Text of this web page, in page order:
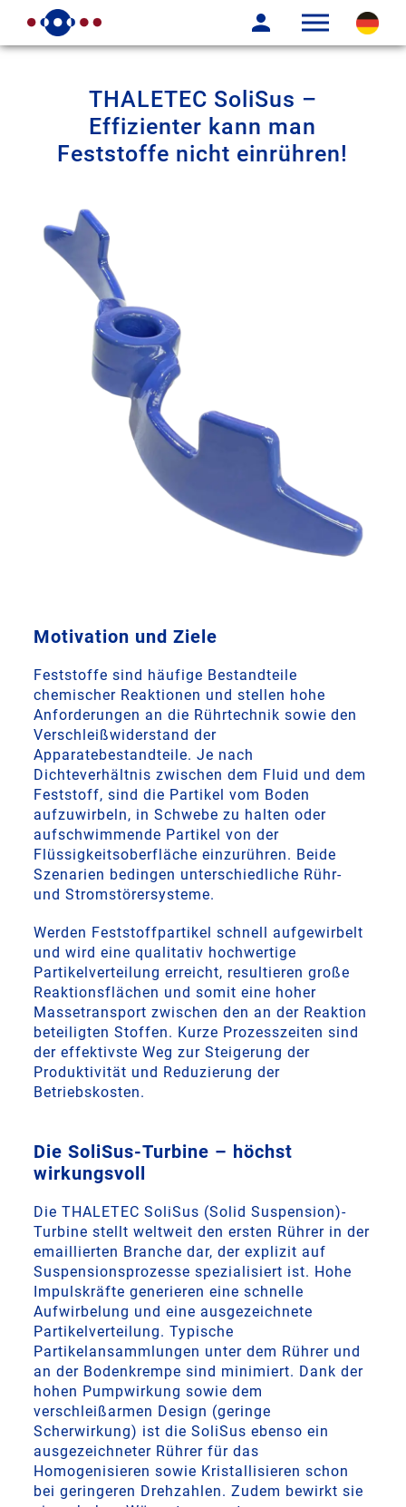
THALETEC SoliSus –
Effizienter kann man
Feststoffe nicht einrühren!
Motivation und Ziele
Feststoffe sind häufige Bestandteile
chemischer Reaktionen und stellen hohe
Anforderungen an die Rührtechnik sowie den
Verschleißwiderstand der
Apparatebestandteile. Je nach
Dichteverhältnis zwischen dem Fluid und dem
Feststoff, sind die Partikel vom Boden
aufzuwirbeln, in Schwebe zu halten oder
aufschwimmende Partikel von der
Flüssigkeitsoberfläche einzurühren. Beide
Szenarien bedingen unterschiedliche Rühr-
und Stromstörersysteme.
Werden Feststoffpartikel schnell aufgewirbelt
und wird eine qualitativ hochwertige
Partikelverteilung erreicht, resultieren große
Reaktionsflächen und somit eine hoher
Massetransport zwischen den an der Reaktion
beteiligten Stoffen. Kurze Prozesszeiten sind
der effektivste Weg zur Steigerung der
Produktivität und Reduzierung der
Betriebskosten.
Die SoliSus-Turbine – höchst
wirkungsvoll
Die THALETEC SoliSus (Solid Suspension)-
Turbine stellt weltweit den ersten Rührer in der
emaillierten Branche dar, der explizit auf
Suspensionsprozesse spezialisiert ist. Hohe
Impulskräfte generieren eine schnelle
Aufwirbelung und eine ausgezeichnete
Partikelverteilung. Typische
Partikelansammlungen unter dem Rührer und
an der Bodenkrempe sind minimiert. Dank der
hohen Pumpwirkung sowie dem
verschleißarmen Design (geringe
Scherwirkung) ist die SoliSus ebenso ein
ausgezeichneter Rührer für das
Homogenisieren sowie Kristallisieren schon
bei geringeren Drehzahlen. Zudem bewirkt sie